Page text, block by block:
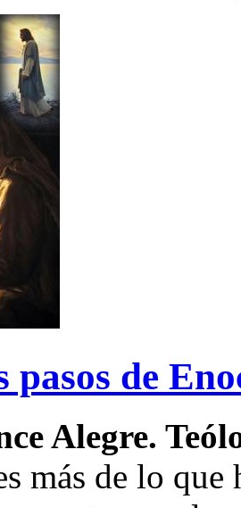
pasos de
Alegre.
más de lo